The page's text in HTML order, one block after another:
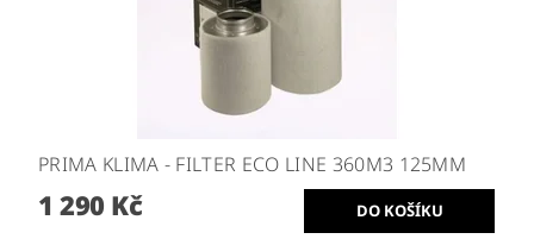
PRIMA KLIMA - FILTER ECO LINE 360M3 125MM
1 290 Kč